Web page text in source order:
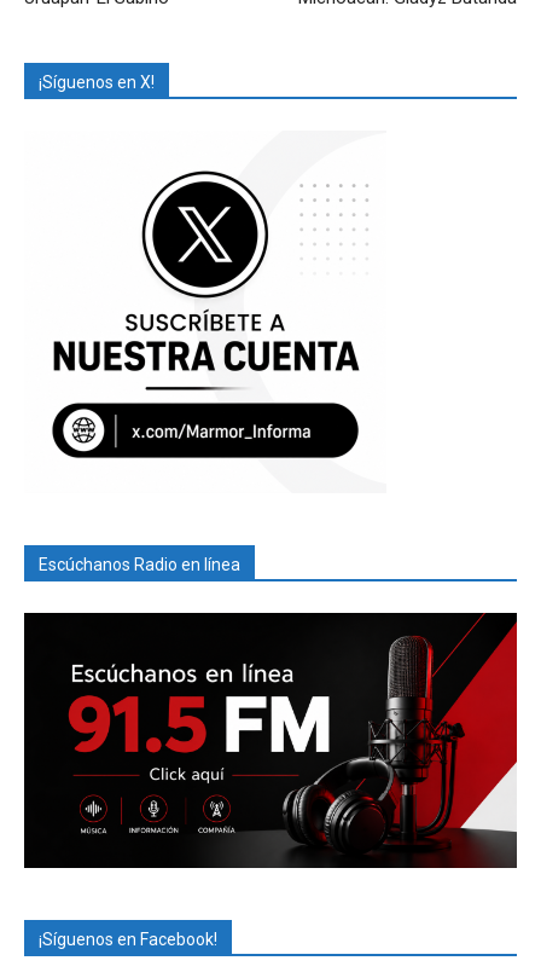
¡Síguenos en X!
Escúchanos Radio en línea
¡Síguenos en Facebook!